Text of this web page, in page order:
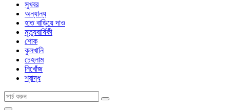
সুখবর
অন্যান্য
হাত বাড়িয়ে দাও
মৃত্যুবার্ষিকী
শোক
কুলখানি
চেহলাম
নিখোঁজ
শ্রাদ্ধ